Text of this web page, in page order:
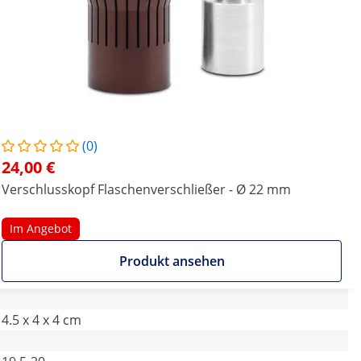
(0)
24,00 €
Verschlusskopf Flaschenverschließer - Ø 22 mm
Im Angebot
Produkt ansehen
4.5 x 4 x 4 cm